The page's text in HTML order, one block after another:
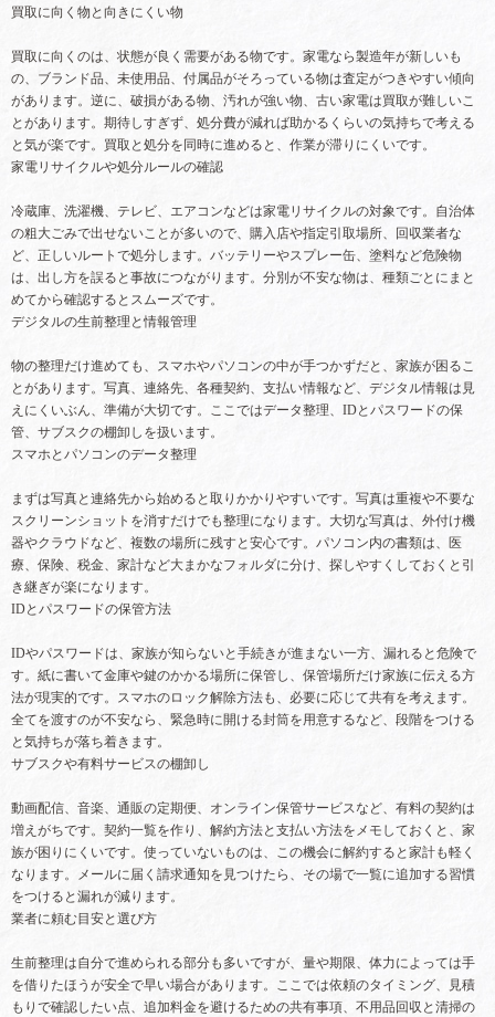
買取に向く物と向きにくい物
買取に向くのは、状態が良く需要がある物です。家電なら製造年が新しいも
の、ブランド品、未使用品、付属品がそろっている物は査定がつきやすい傾向
があります。逆に、破損がある物、汚れが強い物、古い家電は買取が難しいこ
とがあります。期待しすぎず、処分費が減れば助かるくらいの気持ちで考える
と気が楽です。買取と処分を同時に進めると、作業が滞りにくいです。
家電リサイクルや処分ルールの確認
冷蔵庫、洗濯機、テレビ、エアコンなどは家電リサイクルの対象です。自治体
の粗大ごみで出せないことが多いので、購入店や指定引取場所、回収業者な
ど、正しいルートで処分します。バッテリーやスプレー缶、塗料など危険物
は、出し方を誤ると事故につながります。分別が不安な物は、種類ごとにまと
めてから確認するとスムーズです。
デジタルの生前整理と情報管理
物の整理だけ進めても、スマホやパソコンの中が手つかずだと、家族が困るこ
とがあります。写真、連絡先、各種契約、支払い情報など、デジタル情報は見
えにくいぶん、準備が大切です。ここではデータ整理、IDとパスワードの保
管、サブスクの棚卸しを扱います。
スマホとパソコンのデータ整理
まずは写真と連絡先から始めると取りかかりやすいです。写真は重複や不要な
スクリーンショットを消すだけでも整理になります。大切な写真は、外付け機
器やクラウドなど、複数の場所に残すと安心です。パソコン内の書類は、医
療、保険、税金、家計など大まかなフォルダに分け、探しやすくしておくと引
き継ぎが楽になります。
IDとパスワードの保管方法
IDやパスワードは、家族が知らないと手続きが進まない一方、漏れると危険で
す。紙に書いて金庫や鍵のかかる場所に保管し、保管場所だけ家族に伝える方
法が現実的です。スマホのロック解除方法も、必要に応じて共有を考えます。
全てを渡すのが不安なら、緊急時に開ける封筒を用意するなど、段階をつける
と気持ちが落ち着きます。
サブスクや有料サービスの棚卸し
動画配信、音楽、通販の定期便、オンライン保管サービスなど、有料の契約は
増えがちです。契約一覧を作り、解約方法と支払い方法をメモしておくと、家
族が困りにくいです。使っていないものは、この機会に解約すると家計も軽く
なります。メールに届く請求通知を見つけたら、その場で一覧に追加する習慣
をつけると漏れが減ります。
業者に頼む目安と選び方
生前整理は自分で進められる部分も多いですが、量や期限、体力によっては手
を借りたほうが安全で早い場合があります。ここでは依頼のタイミング、見積
もりで確認したい点、追加料金を避けるための共有事項、不用品回収と清掃の